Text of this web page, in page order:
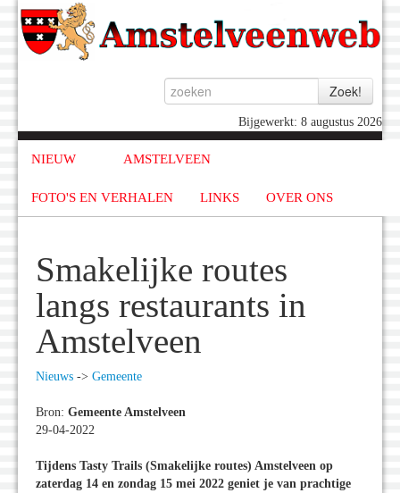
Bijgewerkt: 8 augustus 2026
NIEUW AMSTELVEEN
FOTO'S EN VERHALEN LINKS OVER ONS
Smakelijke routes
langs restaurants in
Amstelveen
Nieuws -> Gemeente
Bron: Gemeente Amstelveen
29-04-2022
Tijdens Tasty Trails (Smakelijke routes) Amstelveen op
zaterdag 14 en zondag 15 mei 2022 geniet je van prachtige